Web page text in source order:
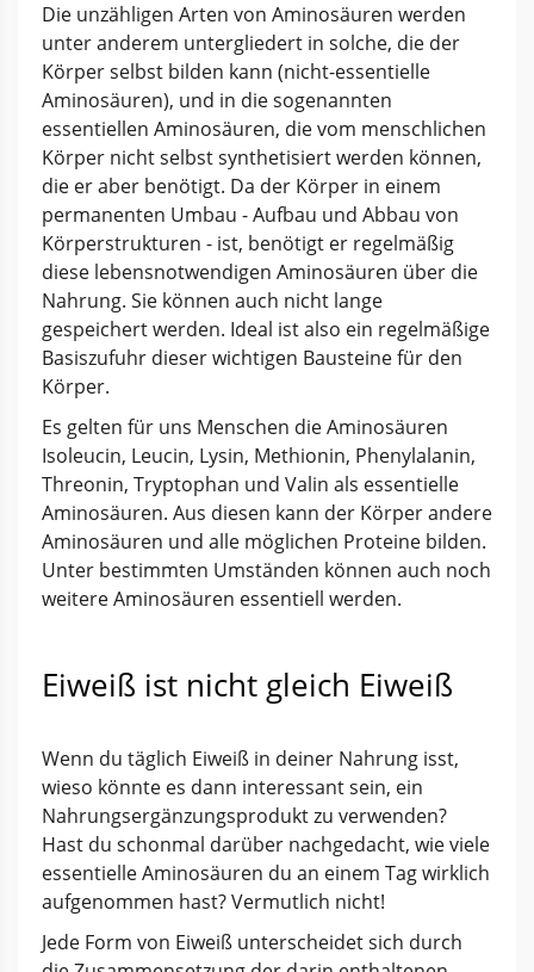
Die unzähligen Arten von Aminosäuren werden
unter anderem untergliedert in solche, die der
Körper selbst bilden kann (nicht-essentielle
Aminosäuren), und in die sogenannten
essentiellen Aminosäuren, die vom menschlichen
Körper nicht selbst synthetisiert werden können,
die er aber benötigt. Da der Körper in einem
permanenten Umbau - Aufbau und Abbau von
Körperstrukturen - ist, benötigt er regelmäßig
diese lebensnotwendigen Aminosäuren über die
Nahrung. Sie können auch nicht lange
gespeichert werden. Ideal ist also ein regelmäßige
Basiszufuhr dieser wichtigen Bausteine für den
Körper.
Es gelten für uns Menschen die Aminosäuren
Isoleucin, Leucin, Lysin, Methionin, Phenylalanin,
Threonin, Tryptophan und Valin als essentielle
Aminosäuren. Aus diesen kann der Körper andere
Aminosäuren und alle möglichen Proteine bilden.
Unter bestimmten Umständen können auch noch
weitere Aminosäuren essentiell werden.
Eiweiß ist nicht gleich Eiweiß
Wenn du täglich Eiweiß in deiner Nahrung isst,
wieso könnte es dann interessant sein, ein
Nahrungsergänzungsprodukt zu verwenden?
Hast du schonmal darüber nachgedacht, wie viele
essentielle Aminosäuren du an einem Tag wirklich
aufgenommen hast? Vermutlich nicht!
Jede Form von Eiweiß unterscheidet sich durch